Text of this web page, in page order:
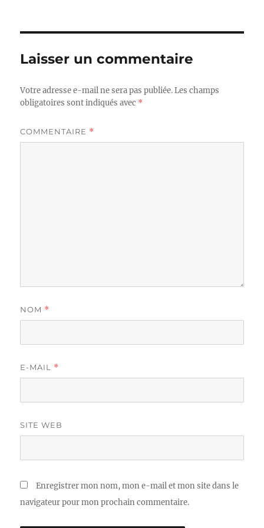
Laisser un commentaire
Votre adresse e-mail ne sera pas publiée. Les champs
obligatoires sont indiqués avec *
COMMENTAIRE *
NOM *
E-MAIL *
SITE WEB
Enregistrer mon nom, mon e-mail et mon site dans le
navigateur pour mon prochain commentaire.